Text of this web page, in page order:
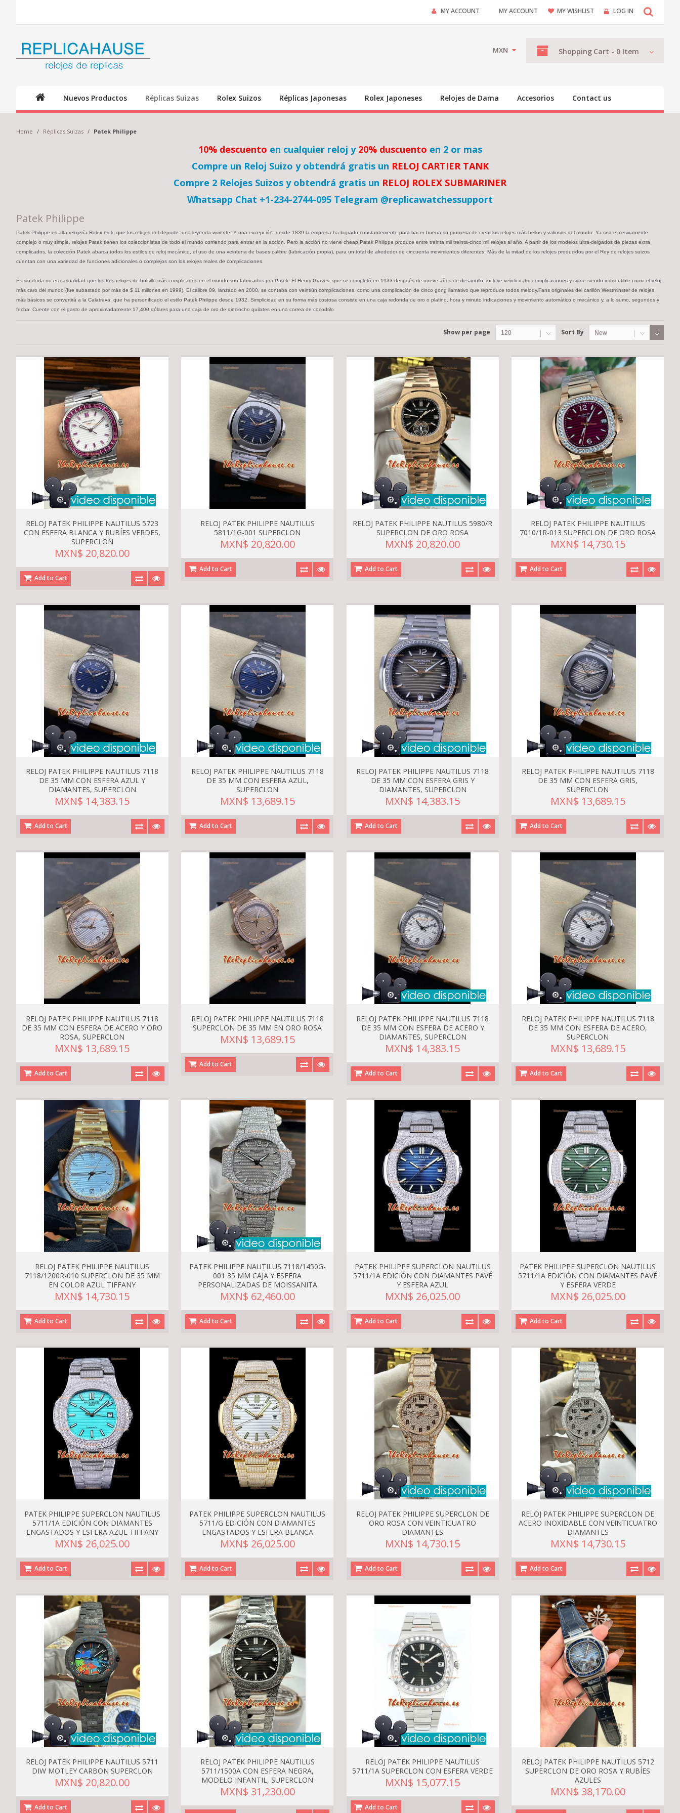
MY ACCOUNT MY ACCOUNT MY WISHLIST LOG IN
Shopping Cart - 0 Item
MXN
Nuevos Productos Réplicas Suizas Rolex Suizos Réplicas Japonesas Rolex Japoneses Relojes de Dama Accesorios Contact us
Home / Réplicas Suizas / Patek Philippe
10% descuento en cualquier reloj y 20% duscuento en 2 or mas
Compre un Reloj Suizo y obtendrá gratis un RELOJ CARTIER TANK
Compre 2 Relojes Suizos y obtendrá gratis un RELOJ ROLEX SUBMARINER
Whatsapp Chat +1-234-2744-095 Telegram @replicawatchessupport
Patek Philippe
Patek Philippe es alta relojería Rolex es lo que los relojes del deporte: una leyenda viviente. Y una excepción: desde 1839 la empresa ha logrado constantemente para hacer buena su promesa de crear los relojes más bellos y valiosos del mundo. Ya sea excesivamente
complejo o muy simple, relojes Patek tienen los coleccionistas de todo el mundo corriendo para entrar en la acción. Pero la acción no viene cheap.Patek Philippe produce entre treinta mil treinta-cinco mil relojes al año. A partir de los modelos ultra-delgados de piezas extra
complicados, la colección Patek abarca todos los estilos de reloj mecánico, el uso de una veintena de bases calibre (fabricación propia), para un total de alrededor de cincuenta movimientos diferentes. Más de la mitad de los relojes producidos por el Rey de relojes suizos
cuentan con una variedad de funciones adicionales o complejos son los relojes reales de complicaciones.
Es sin duda no es casualidad que los tres relojes de bolsillo más complicados en el mundo son fabricados por Patek. El Henry Graves, que se completó en 1933 después de nueve años de desarrollo, incluye veinticuatro complicaciones y sigue siendo indiscutible como el reloj
más caro del mundo (fue subastado por más de $ 11 millones en 1999). El calibre 89, lanzado en 2000, se contaba con veintiún complicaciones, como una complicación de cinco gong llamativo que reproduce todos melody.Fans originales del carillón Westminster de relojes
más básicos se convertirá a la Calatrava, que ha personificado el estilo Patek Philippe desde 1932. Simplicidad en su forma más costosa consiste en una caja redonda de oro o platino, hora y minuto indicaciones y movimiento automático o mecánico y, a lo sumo, segundos y
fecha. Cuente con el gasto de aproximadamente 17,400 dólares para una caja de oro de dieciocho quilates en una correa de cocodrilo
Sort By New
Show per page 120
RELOJ PATEK PHILIPPE NAUTILUS 5723
CON ESFERA BLANCA Y RUBÍES VERDES,
SUPERCLON
MXN$ 20,820.00
Add to Cart
RELOJ PATEK PHILIPPE NAUTILUS
5811/1G-001 SUPERCLON
MXN$ 20,820.00
Add to Cart
RELOJ PATEK PHILIPPE NAUTILUS 5980/R
SUPERCLON DE ORO ROSA
MXN$ 20,820.00
Add to Cart
RELOJ PATEK PHILIPPE NAUTILUS
7010/1R-013 SUPERCLON DE ORO ROSA
MXN$ 14,730.15
Add to Cart
RELOJ PATEK PHILIPPE NAUTILUS 7118
DE 35 MM CON ESFERA AZUL Y
DIAMANTES, SUPERCLON
MXN$ 14,383.15
Add to Cart
RELOJ PATEK PHILIPPE NAUTILUS 7118
DE 35 MM CON ESFERA AZUL,
SUPERCLON
MXN$ 13,689.15
Add to Cart
RELOJ PATEK PHILIPPE NAUTILUS 7118
DE 35 MM CON ESFERA GRIS Y
DIAMANTES, SUPERCLON
MXN$ 14,383.15
Add to Cart
RELOJ PATEK PHILIPPE NAUTILUS 7118
DE 35 MM CON ESFERA GRIS,
SUPERCLON
MXN$ 13,689.15
Add to Cart
RELOJ PATEK PHILIPPE NAUTILUS 7118
DE 35 MM CON ESFERA DE ACERO Y ORO
ROSA, SUPERCLON
MXN$ 13,689.15
Add to Cart
RELOJ PATEK PHILIPPE NAUTILUS 7118
SUPERCLON DE 35 MM EN ORO ROSA
MXN$ 13,689.15
Add to Cart
RELOJ PATEK PHILIPPE NAUTILUS 7118
DE 35 MM CON ESFERA DE ACERO Y
DIAMANTES, SUPERCLON
MXN$ 14,383.15
Add to Cart
RELOJ PATEK PHILIPPE NAUTILUS 7118
DE 35 MM CON ESFERA DE ACERO,
SUPERCLON
MXN$ 13,689.15
Add to Cart
RELOJ PATEK PHILIPPE NAUTILUS
7118/1200R-010 SUPERCLON DE 35 MM
EN COLOR AZUL TIFFANY
MXN$ 14,730.15
Add to Cart
PATEK PHILIPPE NAUTILUS 7118/1450G-
001 35 MM CAJA Y ESFERA
PERSONALIZADAS DE MOISSANITA
MXN$ 62,460.00
Add to Cart
PATEK PHILIPPE SUPERCLON NAUTILUS
5711/1A EDICIÓN CON DIAMANTES PAVÉ
Y ESFERA AZUL
MXN$ 26,025.00
Add to Cart
PATEK PHILIPPE SUPERCLON NAUTILUS
5711/1A EDICIÓN CON DIAMANTES PAVÉ
Y ESFERA VERDE
MXN$ 26,025.00
Add to Cart
PATEK PHILIPPE SUPERCLON NAUTILUS
5711/1A EDICIÓN CON DIAMANTES
ENGASTADOS Y ESFERA AZUL TIFFANY
MXN$ 26,025.00
Add to Cart
PATEK PHILIPPE SUPERCLON NAUTILUS
5711/G EDICIÓN CON DIAMANTES
ENGASTADOS Y ESFERA BLANCA
MXN$ 26,025.00
Add to Cart
RELOJ PATEK PHILIPPE SUPERCLON DE
ORO ROSA CON VEINTICUATRO
DIAMANTES
MXN$ 14,730.15
Add to Cart
RELOJ PATEK PHILIPPE SUPERCLON DE
ACERO INOXIDABLE CON VEINTICUATRO
DIAMANTES
MXN$ 14,730.15
Add to Cart
RELOJ PATEK PHILIPPE NAUTILUS 5711
DIW MOTLEY CARBON SUPERCLON
MXN$ 20,820.00
Add to Cart
RELOJ PATEK PHILIPPE NAUTILUS
5711/1500A CON ESFERA NEGRA,
MODELO INFANTIL, SUPERCLON
MXN$ 31,230.00
RELOJ PATEK PHILIPPE NAUTILUS
5711/1A SUPERCLON CON ESFERA VERDE
MXN$ 15,077.15
Add to Cart
RELOJ PATEK PHILIPPE NAUTILUS 5712
SUPERCLON DE ORO ROSA Y RUBÍES
AZULES
MXN$ 38,170.00